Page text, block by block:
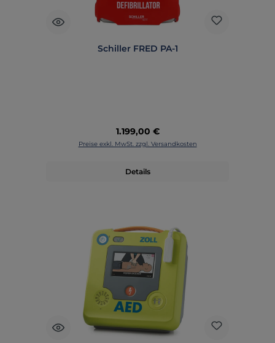
Schiller FRED PA-1
Regulärer Preis:
1.199,00 €
Preise exkl. MwSt. zzgl. Versandkosten
Details